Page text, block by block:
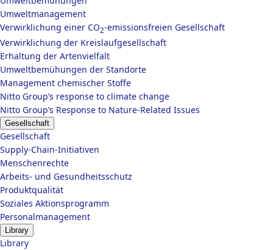
Umweltmanagement
Verwirklichung einer CO2-emissionsfreien Gesellschaft
Verwirklichung der Kreislaufgesellschaft
Erhaltung der Artenvielfalt
Umweltbemühungen der Standorte
Management chemischer Stoffe
Nitto Group’s response to climate change
Nitto Group’s Response to Nature-Related Issues
Gesellschaft
Gesellschaft
Supply-Chain-Initiativen
Menschenrechte
Arbeits- und Gesundheitsschutz
Produktqualität
Soziales Aktionsprogramm
Personalmanagement
Library
Library